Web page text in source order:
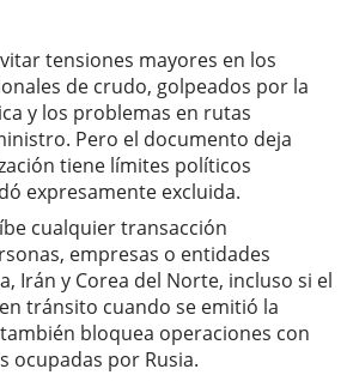
tensiones mayores en los
de crudo, golpeados por la
y los problemas en rutas
Pero el documento deja
tiene límites políticos
expresamente excluida.
cualquier transacción
empresas o entidades
Irán y Corea del Norte, incluso si el
tránsito cuando se emitió la
bloquea operaciones con
ocupadas por Rusia.